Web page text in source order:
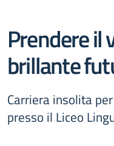
Prendere il
brillante
Carriera insolita
presso il Liceo